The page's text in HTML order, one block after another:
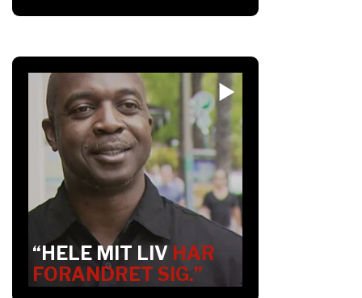
“HELE MIT LIV HAR
FORANDRET SIG.”